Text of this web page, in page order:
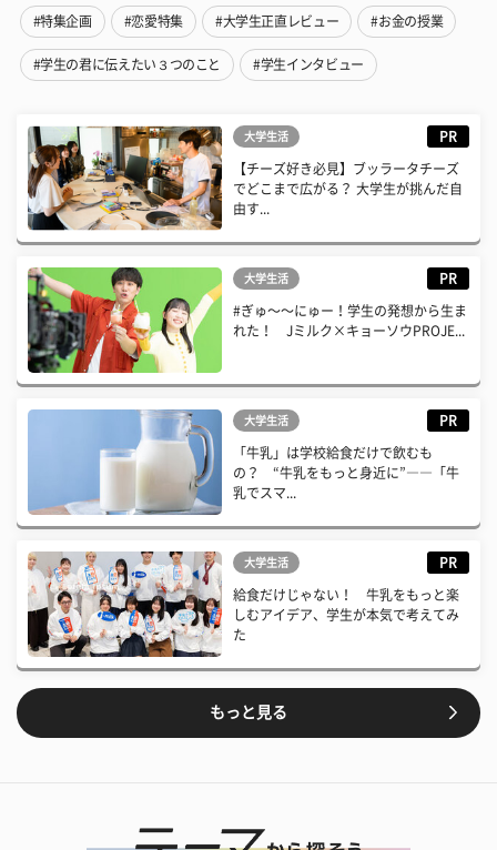
#特集企画 #恋愛特集 #大学生正直レビュー #お金の授業
#学生の君に伝えたい３つのこと #学生インタビュー
大学生活 PR
【チーズ好き必見】ブッラータチーズ
でどこまで広がる？ 大学生が挑んだ自
由す...
大学生活 PR
#ぎゅ〜〜にゅー！学生の発想から生ま
れた！ Jミルク×キョーソウPROJE...
大学生活 PR
「牛乳」は学校給食だけで飲むも
の？ “牛乳をもっと身近に”――「牛
乳でスマ...
大学生活 PR
給食だけじゃない！ 牛乳をもっと楽
しむアイデア、学生が本気で考えてみ
た
もっと見る